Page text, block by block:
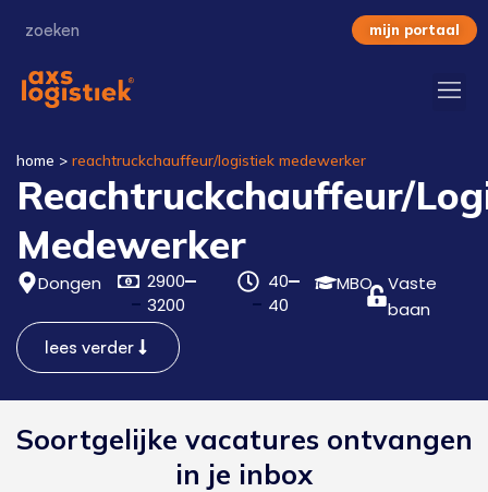
mijn portaal
home > reachtruckchauffeur/logistiek medewerker
Reachtruckchauffeur/
Medewerker
Dongen
2900
3200
40
40
MBO
Vaste
baan
lees verder
Soortgelijke vacatures ontvangen
in je inbox